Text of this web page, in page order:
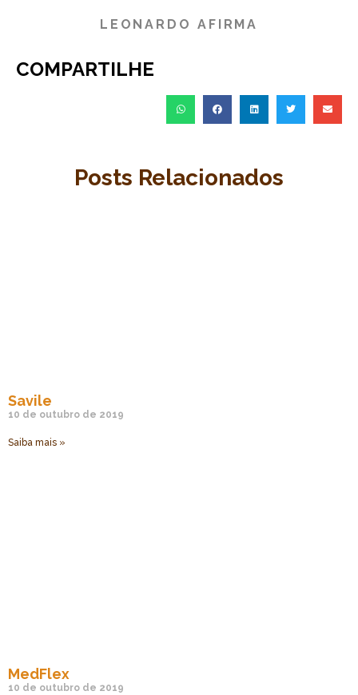
LEONARDO AFIRMA
COMPARTILHE
Posts Relacionados
Savile
10 de outubro de 2019
Saiba mais »
MedFlex
10 de outubro de 2019